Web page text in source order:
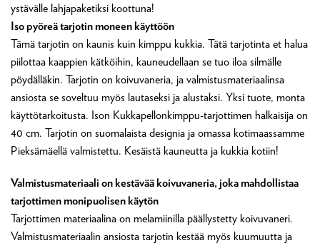
ystävälle lahjapaketiksi koottuna!
Iso pyöreä tarjotin moneen käyttöön
Tämä tarjotin on kaunis kuin kimppu kukkia. Tätä tarjotinta et halua
piilottaa kaappien kätköihin, kauneudellaan se tuo iloa silmälle
pöydälläkin. Tarjotin on koivuvaneria, ja valmistusmateriaalinsa
ansiosta se soveltuu myös lautaseksi ja alustaksi. Yksi tuote, monta
käyttötarkoitusta. Ison Kukkapellonkimppu-tarjottimen halkaisija on
40 cm. Tarjotin on suomalaista designia ja omassa kotimaassamme
Pieksämäellä valmistettu. Kesäistä kauneutta ja kukkia kotiin!
Valmistusmateriaali on kestävää koivuvaneria, joka mahdollistaa
tarjottimen monipuolisen käytön
Tarjottimen materiaalina on melamiinilla päällystetty koivuvaneri.
Valmistusmateriaalin ansiosta tarjotin kestää myös kuumuutta ja